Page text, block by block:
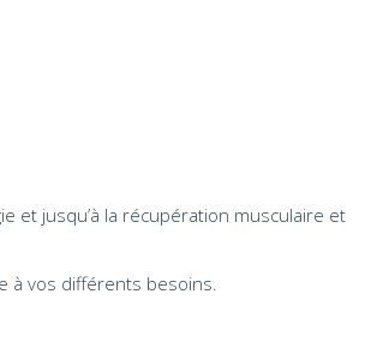
jusqu’à la récupération musculaire et
à vos différents besoins.